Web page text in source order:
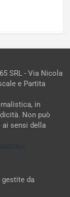
SRL - Via Nicola
e Partita
in
Non può
sensi della
da